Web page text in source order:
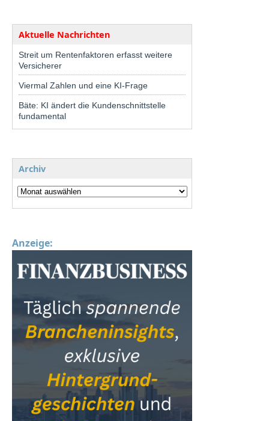
Aktuelle Nachrichten
Streit um Rentenfaktoren erfasst weitere
Versicherer
Viermal Zahlen und eine KI-Frage
Bäte: KI ändert die Kundenschnittstelle
fundamental
Archiv
Anzeige: